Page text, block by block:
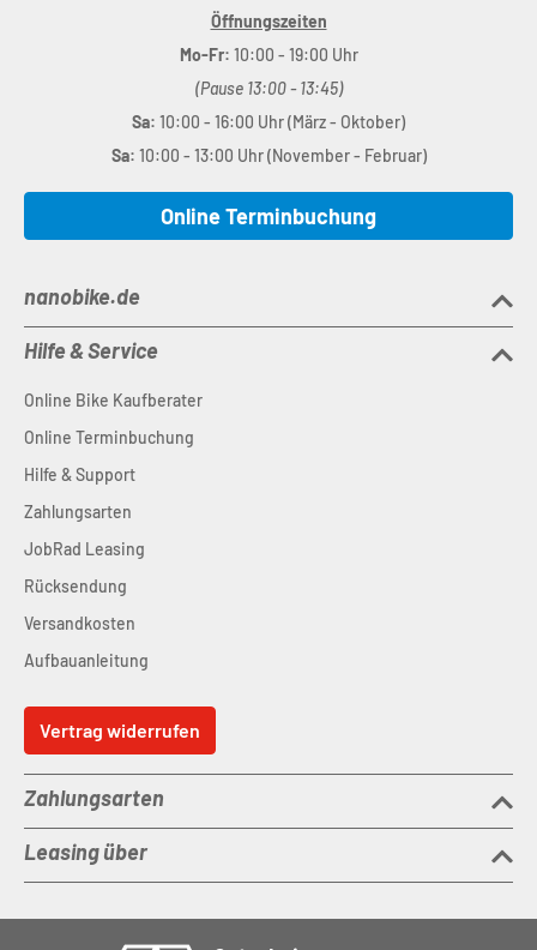
Öffnungszeiten
Mo-Fr: 10:00 - 19:00 Uhr
(Pause 13:00 - 13:45)
Sa: 10:00 - 16:00 Uhr (März - Oktober)
Sa: 10:00 - 13:00 Uhr (November - Februar)
Online Terminbuchung
nanobike.de
Hilfe & Service
Online Bike Kaufberater
Online Terminbuchung
Hilfe & Support
Zahlungsarten
JobRad Leasing
Rücksendung
Versandkosten
Aufbauanleitung
Vertrag widerrufen
Zahlungsarten
Leasing über